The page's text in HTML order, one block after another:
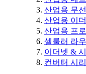
산업용 무
산업용 이
산업용 프
셀룰러 라
이더넷 &
컨버터 시